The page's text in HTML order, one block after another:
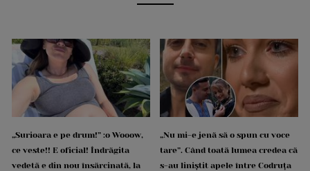
„Surioara e pe drum!” :o Wooow,
ce veste!! E oficial! Îndrăgita
vedetă e din nou însărcinată, la
„Nu mi-e jenă să o spun cu voce
tare”. Când toată lumea credea că
s-au liniștit apele între Codruța